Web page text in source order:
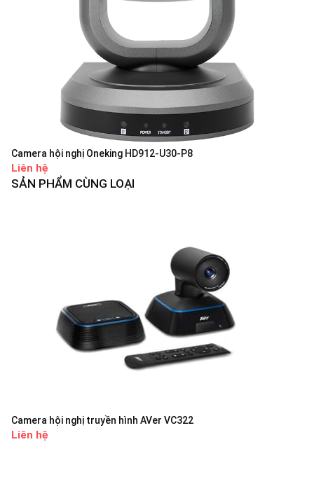
Camera hội nghị Oneking HD912-U30-P8
Liên hệ
SẢN PHẨM CÙNG LOẠI
Camera hội nghị truyền hình AVer VC322
Liên hệ